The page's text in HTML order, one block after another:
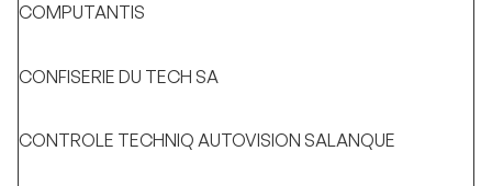
COMPUTANTIS
CONFISERIE DU TECH SA
CONTROLE TECHNIQ AUTOVISION SALANQUE